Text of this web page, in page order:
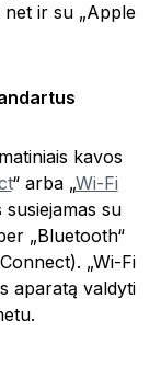
ir su „Apple
kavos
“ arba „Wi-Fi
susiejamas su
„Bluetooth“
„Wi-Fi
aparatą valdyti